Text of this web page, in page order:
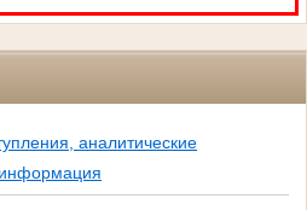
аналитические